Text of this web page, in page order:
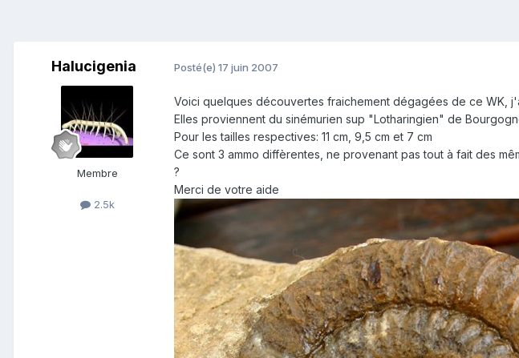
Halucigenia
Membre
2.5k
Posté(e) 17 juin 2007
Voici quelques découvertes fraichement dégagées de ce WK,
Elles proviennent du sinémurien sup "Lotharingien" de
Pour les tailles respectives: 11 cm, 9,5 cm et 7 cm
Ce sont 3 ammo diffèrentes, ne provenant pas tout à fait des
?
Merci de votre aide